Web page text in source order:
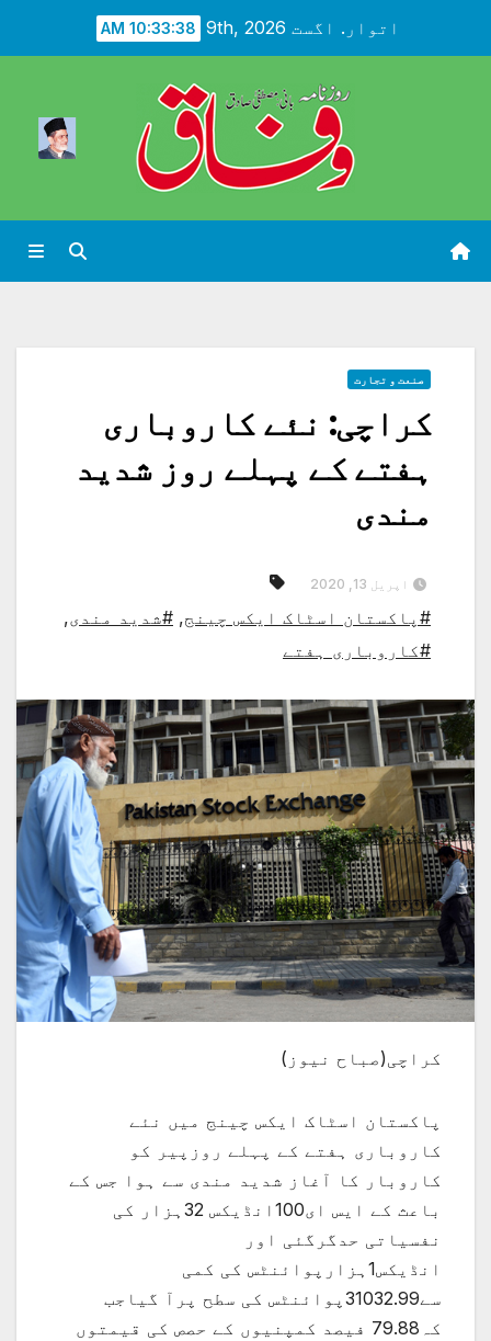
اتوار. اگست 9th, 2026 10:33:40 AM
صنعت و تجارت
کراچی: نئے کاروباری
ہفتے کے پہلے روز شدید
مندی
اپریل 13, 2020
#پاکستان اسٹاک ایکس چینج, #شدید مندی,
#کاروباری ہفتے
کراچی(صباح نیوز)
پاکستان اسٹاک ایکس چینج میں نئے
کاروباری ہفتے کے پہلے روزپیر کو
کاروبار کا آغاز شدید مندی سے ہوا جس کے
باعث کے ایس ای100انڈیکس 32ہزار کی
نفسیاتی حدگرگئی اور
انڈیکس1ہزارپوائنٹس کی کمی
سے31032.99پوائنٹس کی سطح پرآ گیاجب
کہ79.88 فیصد کمپنیوں کے حصص کی قیمتوں